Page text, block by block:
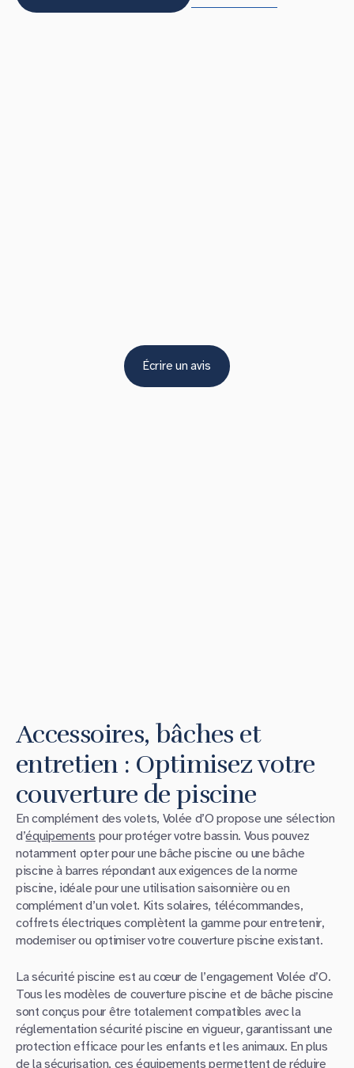
Écrire un avis
Accessoires, bâches et
entretien : Optimisez votre
couverture de piscine
En complément des volets, Volée d’O propose une sélection
d’équipements pour protéger votre bassin. Vous pouvez
notamment opter pour une bâche piscine ou une bâche
piscine à barres répondant aux exigences de la norme
piscine, idéale pour une utilisation saisonnière ou en
complément d’un volet. Kits solaires, télécommandes,
coffrets électriques complètent la gamme pour entretenir,
moderniser ou optimiser votre couverture piscine existant.
La sécurité piscine est au cœur de l’engagement Volée d’O.
Tous les modèles de couverture piscine et de bâche piscine
sont conçus pour être totalement compatibles avec la
réglementation sécurité piscine en vigueur, garantissant une
protection efficace pour les enfants et les animaux. En plus
de la sécurisation, ces équipements permettent de réduire